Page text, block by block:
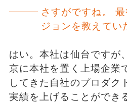
さすがですね。
ジョンを教えてい
はい。本社は仙台ですが
京に本社を置く上場企業
してきた自社のプロダク
実績を上げることができ